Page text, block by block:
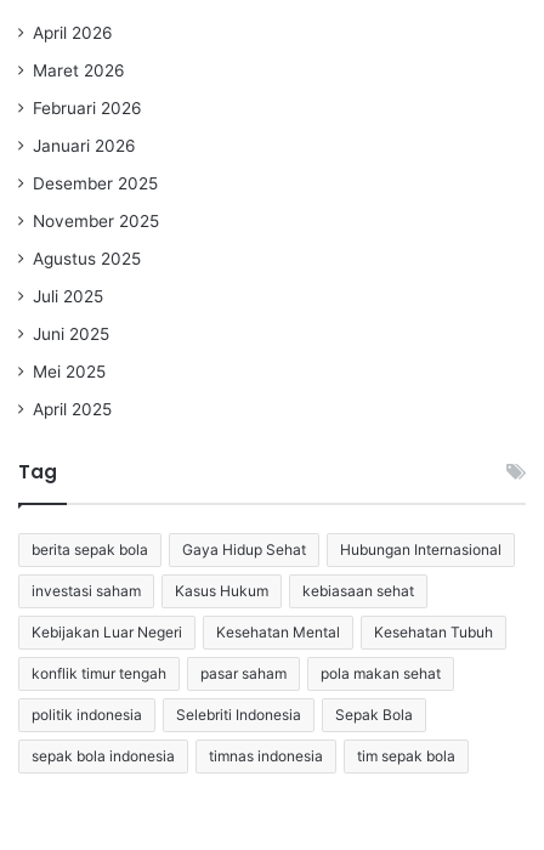
April 2026
Maret 2026
Februari 2026
Januari 2026
Desember 2025
November 2025
Agustus 2025
Juli 2025
Juni 2025
Mei 2025
April 2025
Tag
berita sepak bola Gaya Hidup Sehat Hubungan Internasional
investasi saham Kasus Hukum kebiasaan sehat
Kebijakan Luar Negeri Kesehatan Mental Kesehatan Tubuh
konflik timur tengah pasar saham pola makan sehat
politik indonesia Selebriti Indonesia Sepak Bola
sepak bola indonesia timnas indonesia tim sepak bola